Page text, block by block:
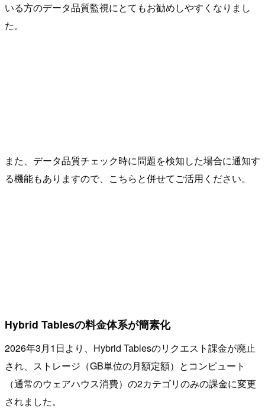
いる方のデータ品質監視にとてもお勧めしやすくなりまし
た。
また、データ品質チェック時に問題を検知した場合に通知す
る機能もありますので、こちらと併せてご活用ください。
Hybrid Tablesの料金体系が簡素化
2026年3月1日より、Hybrid Tablesのリクエスト課金が廃止
され、ストレージ（GB単位の月額定額）とコンピュート
（通常のウェアハウス消費）の2カテゴリのみの課金に変更
されました。